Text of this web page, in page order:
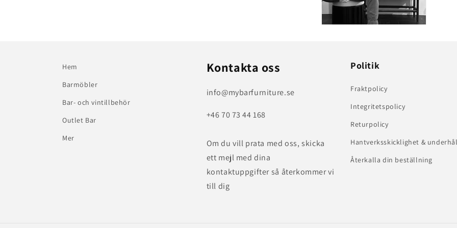
Hem
Barmöbler
Bar- och vintillbehör
Outlet Bar
Mer
Kontakta oss
info@mybarfurniture.se
+46 70 73 44 168
Om du vill prata med oss, skicka
ett mejl med dina
kontaktuppgifter så återkommer vi
till dig
Politik
Fraktpolicy
Integritetspolicy
Returpolicy
Hantverksskicklighet &
Återkalla din beställning